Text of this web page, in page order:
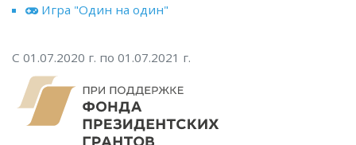
Игра "Один на один"
С 01.07.2020 г. по 01.07.2021 г.